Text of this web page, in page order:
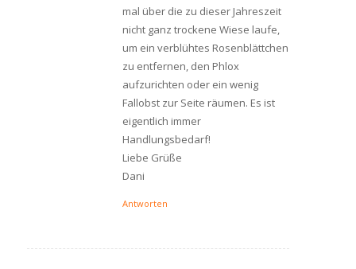
mal über die zu dieser Jahreszeit
nicht ganz trockene Wiese laufe,
um ein verblühtes Rosenblättchen
zu entfernen, den Phlox
aufzurichten oder ein wenig
Fallobst zur Seite räumen. Es ist
eigentlich immer
Handlungsbedarf!
Liebe Grüße
Dani
Antworten